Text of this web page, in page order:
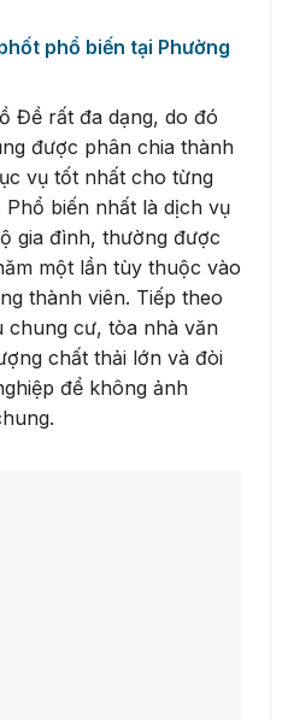
phổ biến tại Phường
Đề rất đa dạng, do đó
được phân chia thành
vụ tốt nhất cho từng
biến nhất là dịch vụ
gia đình, thường được
một lần tùy thuộc vào
thành viên. Tiếp theo
chung cư, tòa nhà văn
chất thải lớn và đòi
để không ảnh